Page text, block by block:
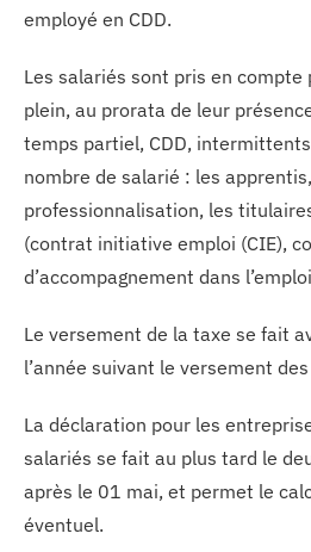
employé en CDD.
Les salariés sont pris en
plein, au prorata de leur
temps partiel, CDD,
nombre de salarié : les
professionnalisation, les
(contrat initiative emploi (CIE),
d’accompagnement dans
Le versement de la taxe se fait
l’année suivant le versement
La déclaration pour les
salariés se fait au plus tard le
après le 01 mai, et permet le
éventuel.